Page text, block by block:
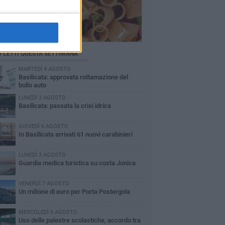
LETTI QUESTA SETTIMANA
MARTEDÌ 4 AGOSTO
Basilicata: approvata rottamazione del
bollo auto
LUNEDÌ 3 AGOSTO
Basilicata: passata la crisi idrica
GIOVEDÌ 6 AGOSTO
In Basilicata arrivati 61 nuovi carabinieri
LUNEDÌ 3 AGOSTO
Guardia medica turistica su costa Jonica
VENERDÌ 7 AGOSTO
Un milione di euro per Porta Postergola
MERCOLEDÌ 5 AGOSTO
Uso delle palestre scolastiche, accordo tra